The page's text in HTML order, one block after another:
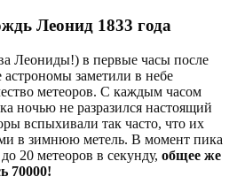
Леонид 1833 года
Леониды!) в первые часы после
астрономы заметили в небе
метеоров. С каждым часом
ночью не разразился настоящий
вспыхивали так часто, что их
в зимнюю метель. В момент пика
20 метеоров в секунду, общее же
70000!